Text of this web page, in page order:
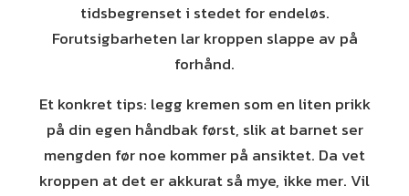
tidsbegrenset i stedet for endeløs.
Forutsigbarheten lar kroppen slappe av på
forhånd.
Et konkret tips: legg kremen som en liten prikk
på din egen håndbak først, slik at barnet ser
mengden før noe kommer på ansiktet. Da vet
kroppen at det er akkurat så mye, ikke mer. Vil